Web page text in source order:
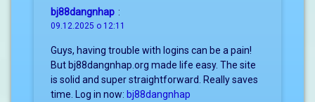
bj88dangnhap :
09.12.2025 о 12:11
Guys, having trouble with logins can be a pain!
But bj88dangnhap.org made life easy. The site
is solid and super straightforward. Really saves
time. Log in now: bj88dangnhap